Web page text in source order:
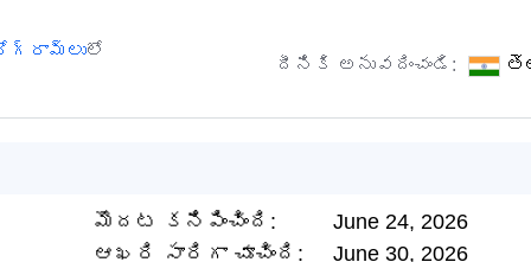
లో
దీనికి అనువదించండి:
మొదట కనిపించింది:
June 24, 2026
ఆఖరి సారిగా చూచింది:
June 30, 2026